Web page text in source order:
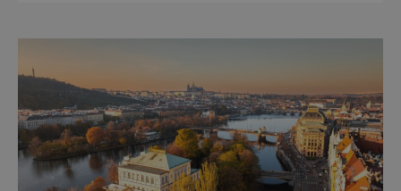
jednotlivých regionů Francie, ochutnávat
speciality od samotných producentů a užíva